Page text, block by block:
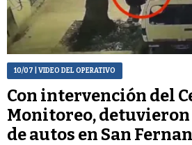
10/07 | VIDEO DEL OPERATIVO
Con intervención del
Monitoreo,
de autos en San